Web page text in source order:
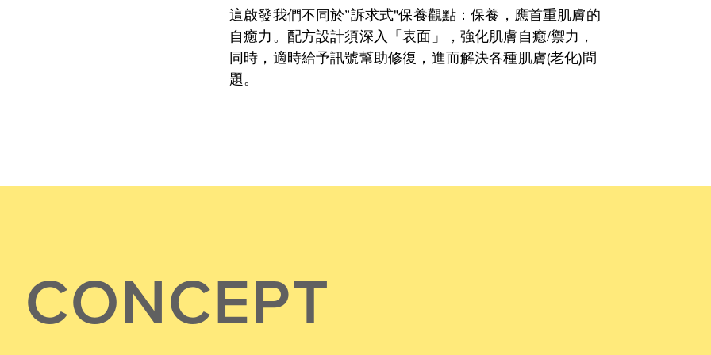
這啟發我們不同於”訴求式"保養觀點：保養，應首重肌膚的
自癒力。配方設計須深入「表面」，強化肌膚自癒/禦力，
同時，適時給予訊號幫助修復，進而解決各種肌膚(老化)問
題。
CONCEPT